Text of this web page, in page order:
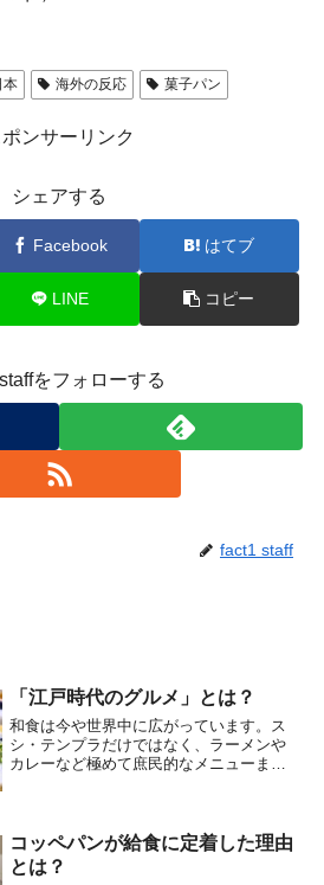
本 海外の反応 菓子パン
ポンサーリンク
シェアする
Facebook はてブ
LINE コピー
をフォローする
fact1 staff
「江戸時代のグルメ」とは？
和食は今や世界中に広がっています。ス
シ・テンプラだけではなく、ラーメンや
カレーなど極めて庶民的なメニューまで
まます。江戸時代にはすで...
コッペパンが給食に定着した理由
とは？